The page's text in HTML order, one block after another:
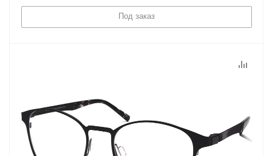
Под заказ